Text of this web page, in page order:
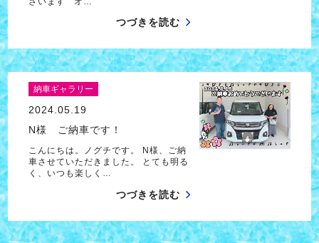
つづきを読む
納車ギャラリー
2024.05.19
N様 ご納車です！
こんにちは。ノグチです。 N様、ご納
車させていただきました。 とても明る
く、いつも楽しく…
つづきを読む